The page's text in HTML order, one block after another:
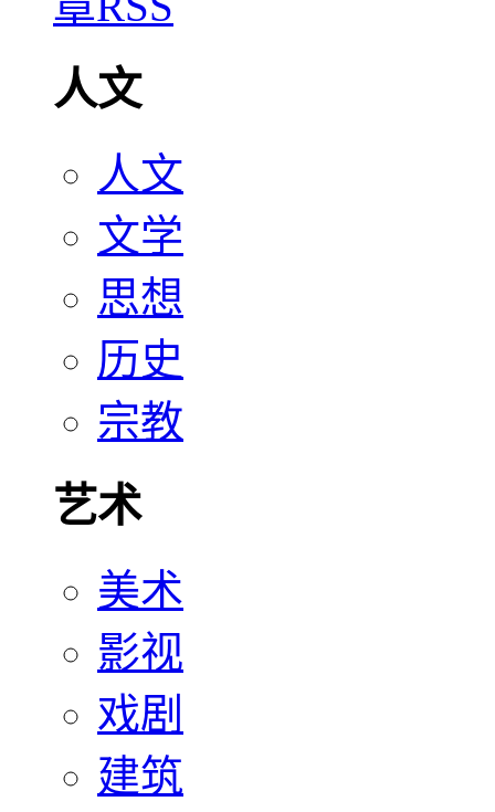
人文
人文
文学
思想
历史
宗教
艺术
美术
影视
戏剧
建筑